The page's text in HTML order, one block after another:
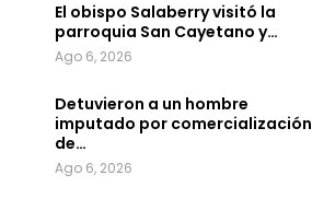
El obispo Salaberry visitó la
parroquia San Cayetano y…
Ago 6, 2026
Detuvieron a un hombre
imputado por comercialización
de…
Ago 6, 2026